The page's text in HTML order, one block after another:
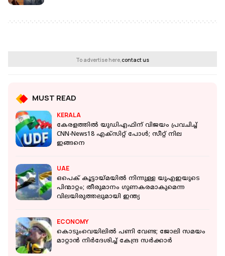
To advertise here,contact us
MUST READ
KERALA
കേരളത്തില്‍ യുഡിഎഫിന് വിജയം പ്രവചിച്ച്
CNN-News18 എക്‌സിറ്റ് പോള്‍; സീറ്റ് നില
ഇങ്ങനെ
UAE
ഒപെക് കൂട്ടായ്മയിൽ നിന്നുള്ള യുഎഇയുടെ
പിന്മാറ്റം; തീരുമാനം ​ഗുണകരമാകുമെന്ന
വിലയിരുത്തലുമായി ഇന്ത്യ
ECONOMY
കൊടുംവെയിലില്‍ പണി വേണ്ട; ജോലി സമയം
മാറ്റാന്‍ നിര്‍ദേശിച്ച് കേന്ദ്ര സര്‍ക്കാര്‍